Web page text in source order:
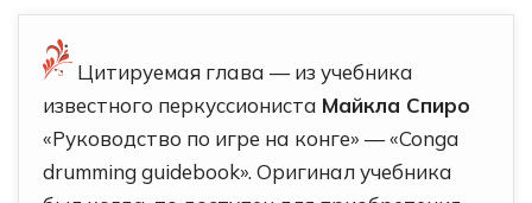
Цитируемая глава — из учебника
известного перкуссиониста Майкла Спиро
«Руководство по игре на конге» — «Conga
drumming guidebook». Оригинал учебника